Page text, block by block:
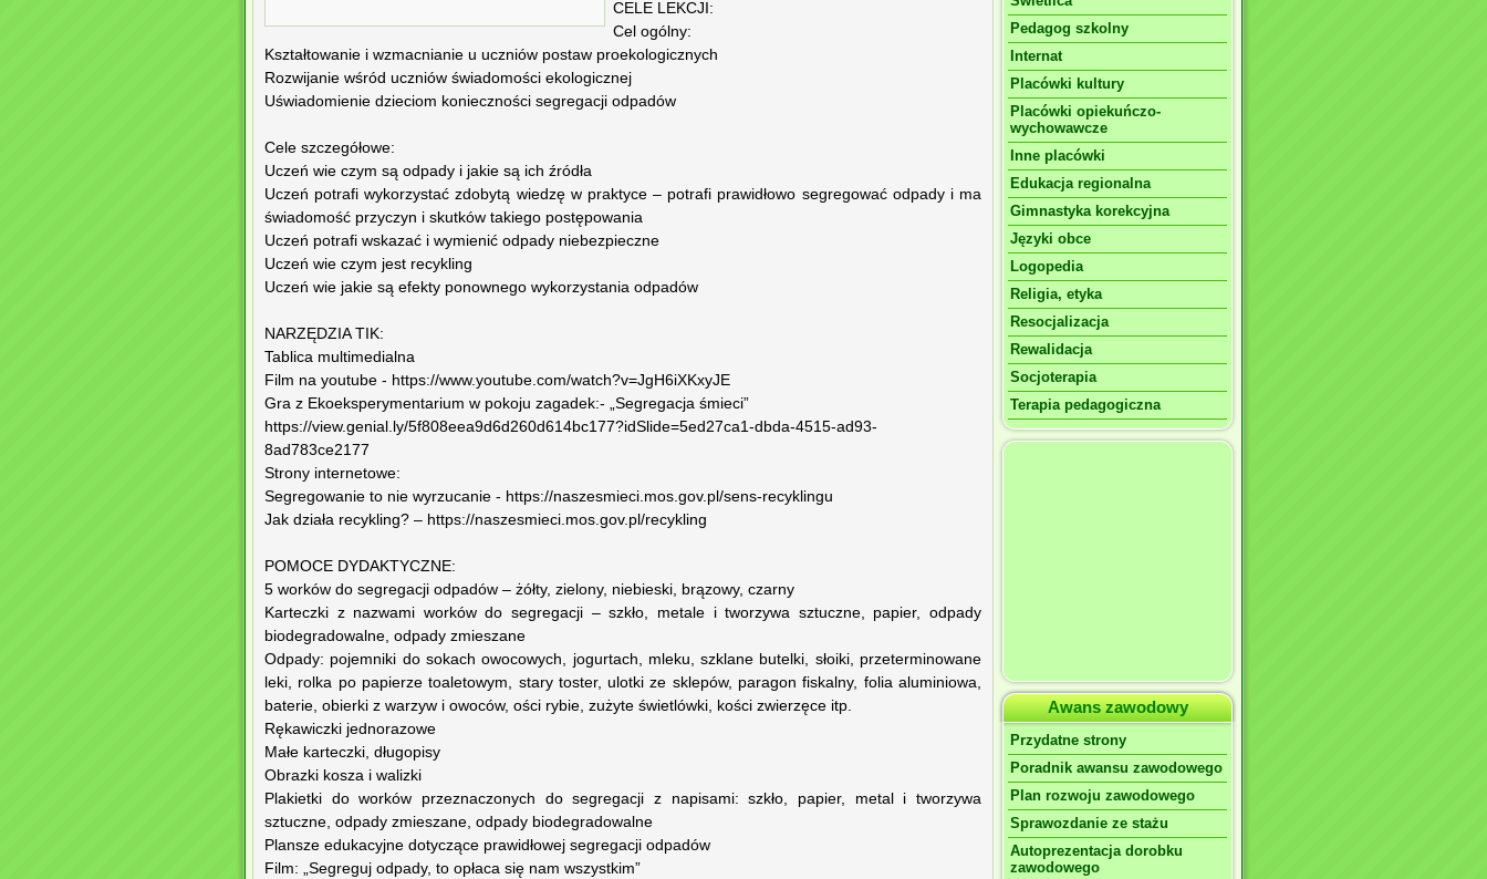
CELE LEKCJI:
Cel ogólny:
Kształtowanie i wzmacnianie u uczniów postaw proekologicznych
Rozwijanie wśród uczniów świadomości ekologicznej
Uświadomienie dzieciom konieczności segregacji odpadów
Cele szczegółowe:
Uczeń wie czym są odpady i jakie są ich źródła
Uczeń potrafi wykorzystać zdobytą wiedzę w praktyce – potrafi prawidłowo segregować odpady i ma
świadomość przyczyn i skutków takiego postępowania
Uczeń potrafi wskazać i wymienić odpady niebezpieczne
Uczeń wie czym jest recykling
Uczeń wie jakie są efekty ponownego wykorzystania odpadów
NARZĘDZIA TIK:
Tablica multimedialna
Film na youtube - https://www.youtube.com/watch?v=JgH6iXKxyJE
Gra z Ekoeksperymentarium w pokoju zagadek:- „Segregacja śmieci”
https://view.genial.ly/5f808eea9d6d260d614bc177?idSlide=5ed27ca1-dbda-4515-ad93-
8ad783ce2177
Strony internetowe:
Segregowanie to nie wyrzucanie - https://naszesmieci.mos.gov.pl/sens-recyklingu
Jak działa recykling? – https://naszesmieci.mos.gov.pl/recykling
POMOCE DYDAKTYCZNE:
5 worków do segregacji odpadów – żółty, zielony, niebieski, brązowy, czarny
Karteczki z nazwami worków do segregacji – szkło, metale i tworzywa sztuczne, papier, odpady
biodegradowalne, odpady zmieszane
Odpady: pojemniki do sokach owocowych, jogurtach, mleku, szklane butelki, słoiki, przeterminowane
leki, rolka po papierze toaletowym, stary toster, ulotki ze sklepów, paragon fiskalny, folia aluminiowa,
baterie, obierki z warzyw i owoców, ości rybie, zużyte świetlówki, kości zwierzęce itp.
Rękawiczki jednorazowe
Małe karteczki, długopisy
Obrazki kosza i walizki
Plakietki do worków przeznaczonych do segregacji z napisami: szkło, papier, metal i tworzywa
sztuczne, odpady zmieszane, odpady biodegradowalne
Plansze edukacyjne dotyczące prawidłowej segregacji odpadów
Film: „Segreguj odpady, to opłaca się nam wszystkim”
Pedagog szkolny
Internat
Placówki kultury
Placówki opiekuńczo-
wychowawcze
Inne placówki
Edukacja regionalna
Gimnastyka korekcyjna
Języki obce
Logopedia
Religia, etyka
Resocjalizacja
Rewalidacja
Socjoterapia
Terapia pedagogiczna
Awans zawodowy
Przydatne strony
Poradnik awansu zawodowego
Plan rozwoju zawodowego
Sprawozdanie ze stażu
Autoprezentacja dorobku
zawodowego